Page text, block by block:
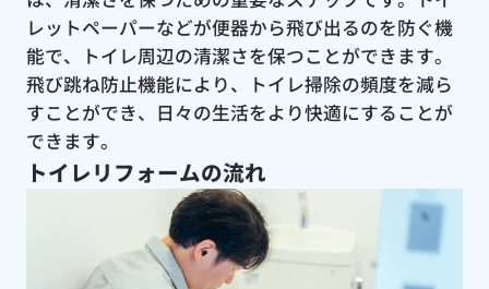
レットペーパーなどが便器から飛び出るのを防ぐ機
能で、トイレ周辺の清潔さを保つことができます。
飛び跳ね防止機能により、トイレ掃除の頻度を減ら
すことができ、日々の生活をより快適にすることが
できます。
トイレリフォームの流れ